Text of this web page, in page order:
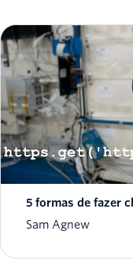
5 formas de fazer
Sam Agnew